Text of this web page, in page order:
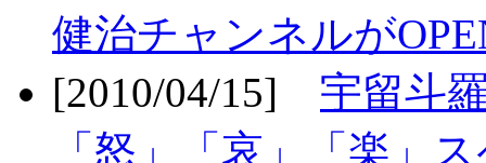
健治チャンネルが
[2010/04/15] 宇留斗
「怒」「哀」「楽」